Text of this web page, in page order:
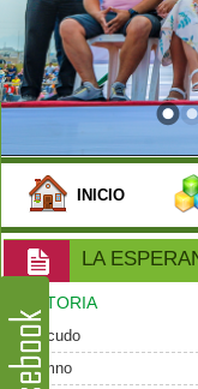
INICIO
LA
HISTORIA
Escudo
Himno